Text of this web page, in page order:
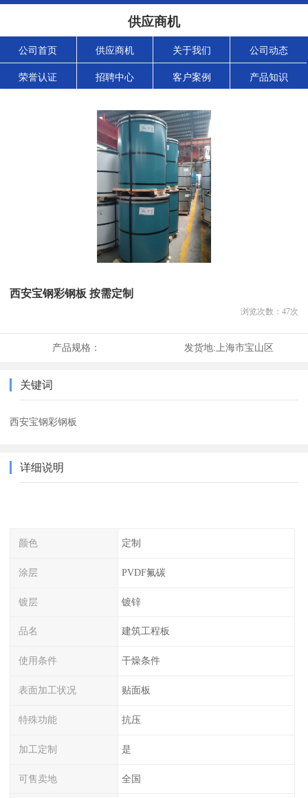
供应商机
公司首页 供应商机 关于我们 公司动态
荣誉认证 招聘中心 客户案例 产品知识
西安宝钢彩钢板 按需定制
浏览次数： 47次
产品规格： 发货地: 上海市宝山区
关键词
西安宝钢彩钢板
详细说明
颜色 定制
涂层 PVDF氟碳
镀层 镀锌
品名 建筑工程板
使用条件 干燥条件
表面加工状况 贴面板
特殊功能 抗压
加工定制 是
可售卖地 全国